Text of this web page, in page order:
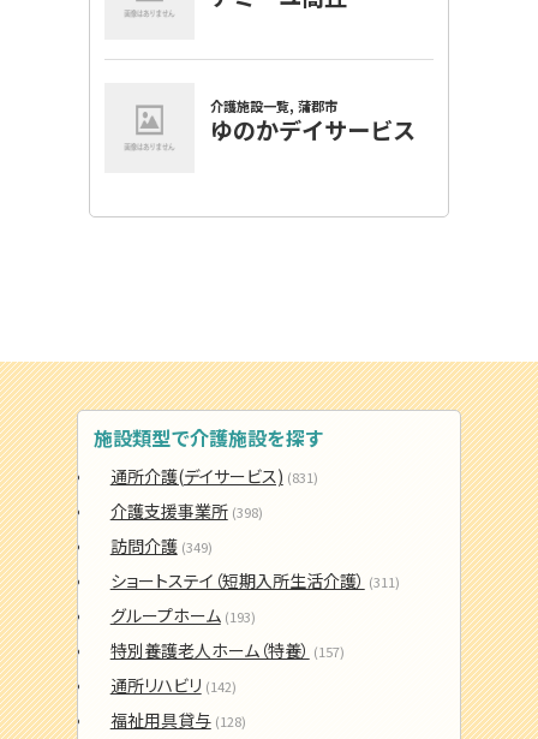
施設類型で介護施設を探す
通所介護(デイサービス) (831)
介護支援事業所 (398)
訪問介護 (349)
ショートステイ（短期入所生活介護） (311)
グループホーム (193)
特別養護老人ホーム（特養） (157)
通所リハビリ (142)
福祉用具貸与 (128)